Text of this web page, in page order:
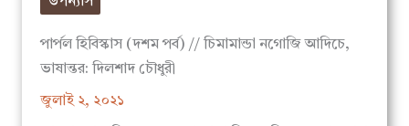
ভাষান্তর: দিলশাদ চৌধুরী
জুলাই ২, ২০২১
আমরা দোকানিদের থেকে গা ঝাড়া দিয়ে এগিয়ে চললাম যারা